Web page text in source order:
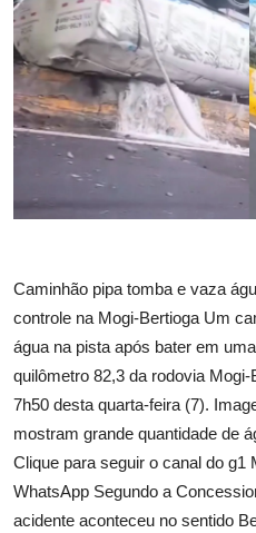
Caminhão pipa tomba e vaza
controle na Mogi-Bertioga Um
água na pista após bater em
quilômetro 82,3 da rodovia
7h50 desta quarta-feira (7).
mostram grande quantidade de
Clique para seguir o canal do
WhatsApp Segundo a
acidente aconteceu no sentido